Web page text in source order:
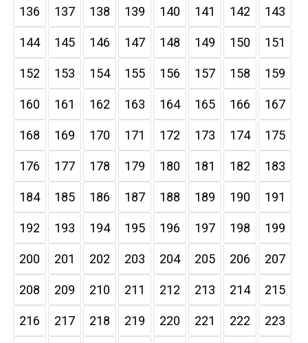
136 137 138 139 140 141 142 143
144 145 146 147 148 149 150 151
152 153 154 155 156 157 158 159
160 161 162 163 164 165 166 167
168 169 170 171 172 173 174 175
176 177 178 179 180 181 182 183
184 185 186 187 188 189 190 191
192 193 194 195 196 197 198 199
200 201 202 203 204 205 206 207
208 209 210 211 212 213 214 215
216 217 218 219 220 221 222 223